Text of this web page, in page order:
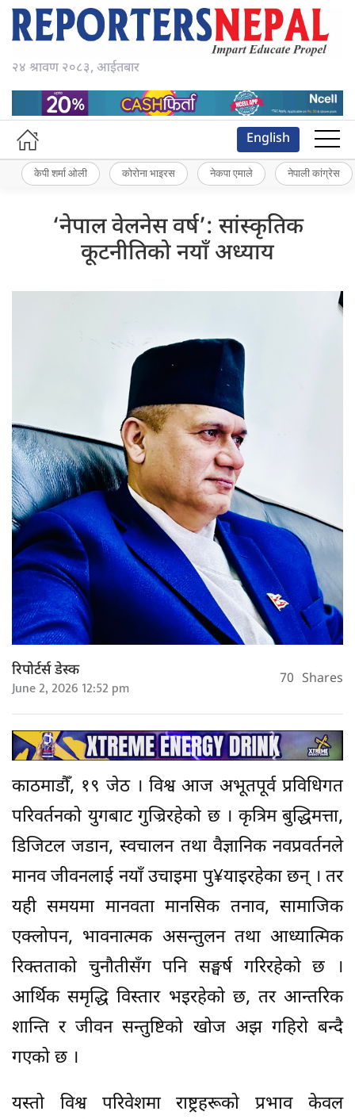
२४ श्रावण २०८३, आईतबार
English
केपी शर्मा ओली कोरोना भाइरस नेकपा एमाले नेपाली कांग्रेस
‘नेपाल वेलनेस वर्ष’: सांस्कृतिक
कूटनीतिको नयाँ अध्याय
रिपोर्टर्स डेस्क
June 2, 2026 12:52 pm 70 Shares
काठमाडौँ, १९ जेठ । विश्व आज अभूतपूर्व प्रविधिगत
परिवर्तनको युगबाट गुज्रिरहेको छ । कृत्रिम बुद्धिमत्ता,
डिजिटल जडान, स्वचालन तथा वैज्ञानिक नवप्रवर्तनले
मानव जीवनलाई नयाँ उचाइमा पु¥याइरहेका छन् । तर
यही समयमा मानवता मानसिक तनाव, सामाजिक
एक्लोपन, भावनात्मक असन्तुलन तथा आध्यात्मिक
रिक्तताको चुनौतीसँग पनि सङ्घर्ष गरिरहेको छ ।
आर्थिक समृद्धि विस्तार भइरहेको छ, तर आन्तरिक
शान्ति र जीवन सन्तुष्टिको खोज अझ गहिरो बन्दै
गएको छ ।
यस्तो विश्व परिवेशमा राष्ट्रहरूको प्रभाव केवल